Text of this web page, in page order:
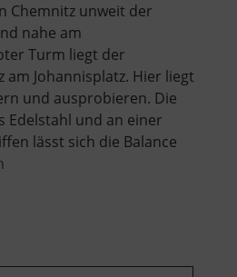
Chemnitz unweit der
nahe am
Turm liegt der
Johannisplatz. Hier liegt
und ausprobieren. Die
Edelstahl und an einer
lässt sich die Balance